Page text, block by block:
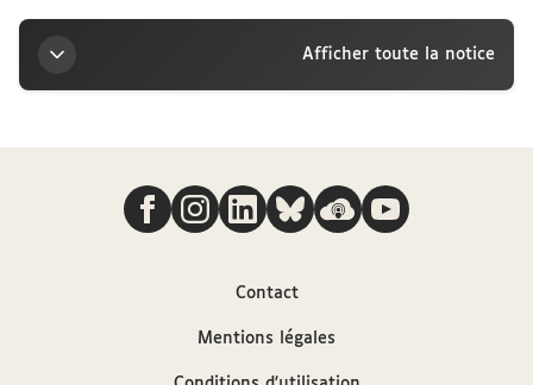
Afficher toute la notice
Titre
Lettre de Henri Brisson à la marquise Arconati-
Visconti, jeudi
Nous suivre
Contact
Mentions légales